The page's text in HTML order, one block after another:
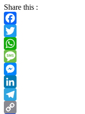
Share this :
Facebook
Twitter
WhatsApp
Message
Messenger
LinkedIn
Telegram